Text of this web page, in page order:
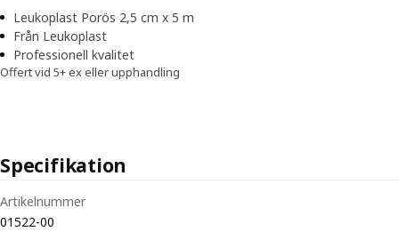
Leukoplast Porös 2,5 cm x 5 m
Från Leukoplast
Professionell kvalitet
Offert vid 5+ ex eller upphandling
Specifikation
Artikelnummer
01522-00